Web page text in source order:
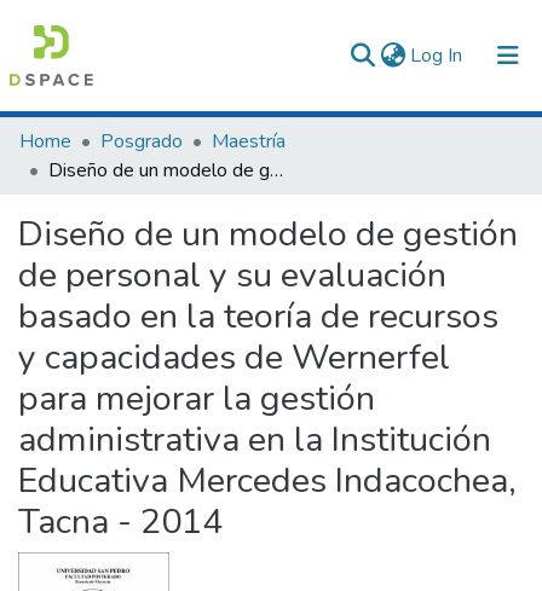
Log In (current)
Communities & Collections
All of DSpace
Statistics
Home Posgrado
Maestría
Diseño de un modelo de gestión de personal y su evaluación basado en la teoría de recursos y capacidades de Wernerfel para mejorar la gestión administrativa en la Institución Educativa Mercedes Indacochea, Tacna - 2014
Diseño de un modelo de gestión
de personal y su evaluación
basado en la teoría de recursos
y capacidades de Wernerfel
para mejorar la gestión
administrativa en la Institución
Educativa Mercedes Indacochea,
Tacna - 2014